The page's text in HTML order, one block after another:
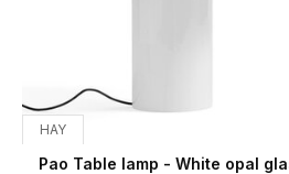
HAY
Pao Table lamp - White opal